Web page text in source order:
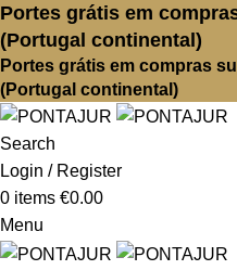
Portes grátis em
(Portugal continental)
Portes grátis em compras
(Portugal continental)
Search
Login / Register
0 items €0.00
Menu